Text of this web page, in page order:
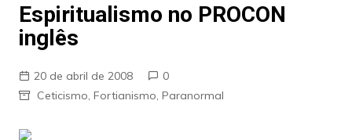
Espiritualismo no PROCON
inglês
20 de abril de 2008
0
Ceticismo Fortianismo Paranormal